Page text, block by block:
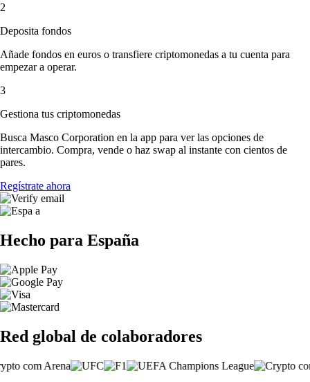
2
Deposita fondos
Añade fondos en euros o transfiere criptomonedas a tu cuenta para
empezar a operar.
3
Gestiona tus criptomonedas
Busca Masco Corporation en la app para ver las opciones de
intercambio. Compra, vende o haz swap al instante con cientos de
pares.
Regístrate ahora
Hecho para España
Red global de colaboradores